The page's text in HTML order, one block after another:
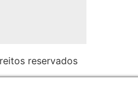
reservados